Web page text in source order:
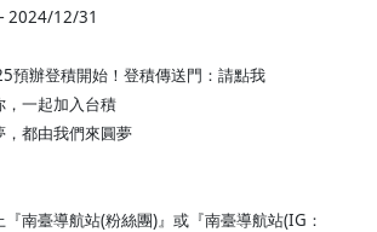
2024/12/31
預辦登積開始！登積傳送門：請點我
一起加入台積
都由我們來圓夢
南臺導航站(粉絲團)』或『南臺導航站(IG：